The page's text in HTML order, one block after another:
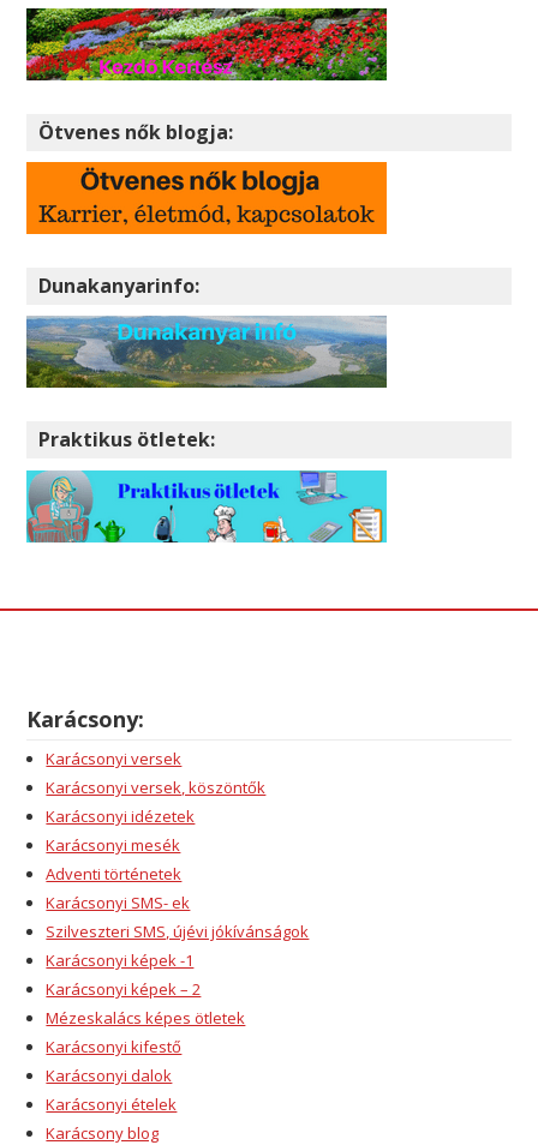
Ötvenes nők blogja:
Dunakanyarinfo:
Praktikus ötletek:
Karácsony:
Karácsonyi versek
Karácsonyi versek, köszöntők
Karácsonyi idézetek
Karácsonyi mesék
Adventi történetek
Karácsonyi SMS- ek
Szilveszteri SMS, újévi jókívánságok
Karácsonyi képek -1
Karácsonyi képek – 2
Mézeskalács képes ötletek
Karácsonyi kifestő
Karácsonyi dalok
Karácsonyi ételek
Karácsony blog